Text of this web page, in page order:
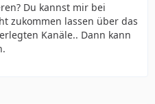
Du kannst mir bei
zukommen lassen über das
Kanäle.. Dann kann